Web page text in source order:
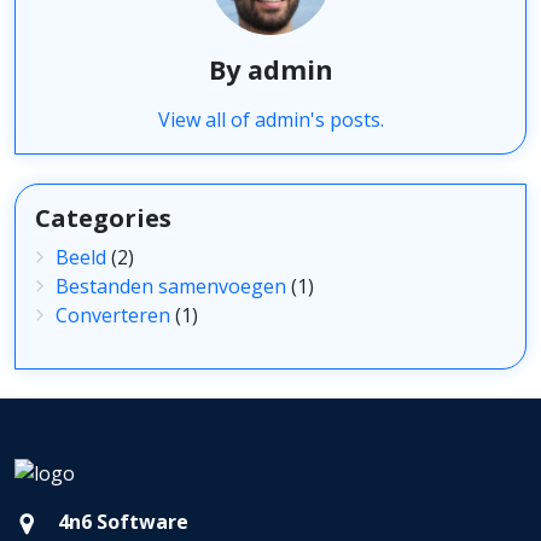
By admin
View all of admin's posts.
Categories
Beeld (2)
Bestanden samenvoegen (1)
Converteren (1)
4n6 Software